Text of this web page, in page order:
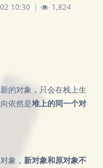
10:30 1,824
的对象，只会在栈上生
依然是堆上的同一个对
象， 新对象和原对象不